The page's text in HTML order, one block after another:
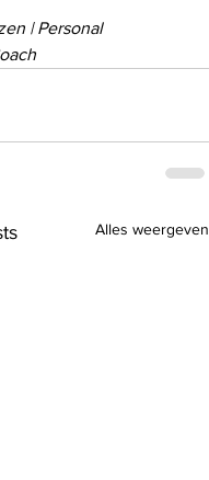
| Personal
Alles weergeven